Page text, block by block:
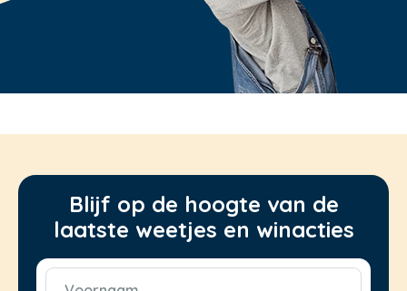
Blijf op de hoogte van de
laatste weetjes en winacties
Voornaam